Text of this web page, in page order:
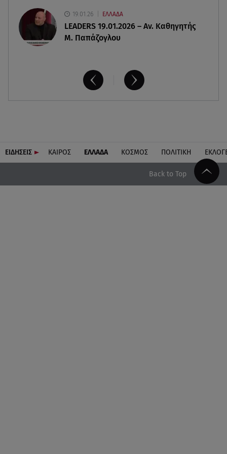
19.01.26 ΕΛΛΑΔΑ
LEADERS 19.01.2026 – Αν. Καθηγητής
Μ. Παπάζογλου
ΕΙΔΗΣΕΙΣ ΚΑΙΡΟΣ ΕΛΛΑΔΑ ΚΟΣΜΟΣ ΠΟΛΙΤΙΚΗ
Back to Top